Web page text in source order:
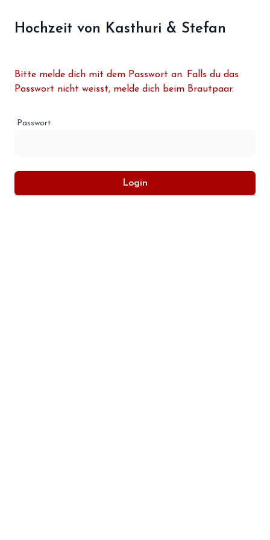
Hochzeit von Kasthuri & Stefan
Bitte melde dich mit dem Passwort an. Falls du das
Passwort nicht weisst, melde dich beim Brautpaar.
Passwort
Login